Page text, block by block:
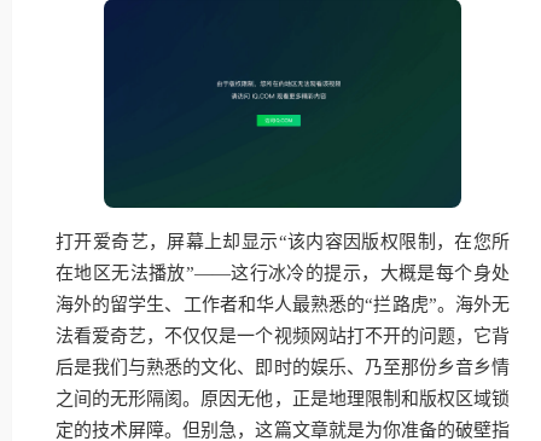
打开爱奇艺，屏幕上却显示“该内容因版权限制，在您所
在地区无法播放”——这行冰冷的提示，大概是每个身处
海外的留学生、工作者和华人最熟悉的“拦路虎”。海外无
法看爱奇艺，不仅仅是一个视频网站打不开的问题，它背
后是我们与熟悉的文化、即时的娱乐、乃至那份乡音乡情
之间的无形隔阂。原因无他，正是地理限制和版权区域锁
定的技术屏障。但别急，这篇文章就是为你准备的破壁指